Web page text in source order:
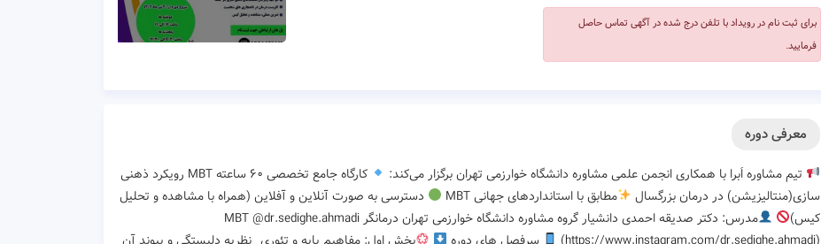
برای ثبت نام در رویداد با تلفن درج شده در آگهی تماس حاصل
فرمایید.
معرفی دوره
تیم مشاوره اَبرا با همکاری انجمن علمی مشاوره دانشگاه خوارزمی تهران برگزار می‌کند:
کارگاه جامع تخصصی ۶۰ ساعته MBT رویکرد ذهنی
سازی(منتالیزیشن) در درمان بزرگسال
مطابق با استانداردهای جهانی MBT
دسترسی به صورت آنلاین و آفلاین (همراه با مشاهده و تحلیل
کیس)
مدرس: دکتر صدیقه احمدی دانشیار گروه مشاوره دانشگاه خوارزمی تهران درمانگر MBT @dr.sedighe.ahmadi